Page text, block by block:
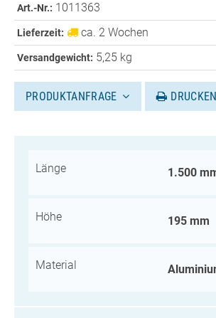
Art.-Nr.: 1011363
Lieferzeit: ca. 2 Wochen
Versandgewicht: 5,25 kg
PRODUKTANFRAGE DRUCKEN
Länge
Höhe
Material